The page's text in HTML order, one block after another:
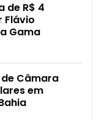
de R$ 4
Flávio
Gama
Câmara
em